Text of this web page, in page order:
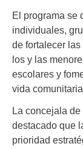
El programa se
individuales,
de fortalecer
los y las
escolares y
vida
La concejala
destacado que
prioridad